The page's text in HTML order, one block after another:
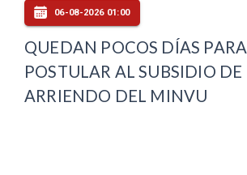
06-08-2026 01:00
QUEDAN POCOS DÍAS PARA
POSTULAR AL SUBSIDIO DE
ARRIENDO DEL MINVU